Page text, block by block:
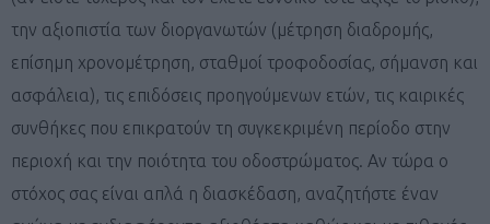
την αξιοπιστία των διοργανωτών (μέτρηση διαδρομής,
επίσημη χρονομέτρηση, σταθμοί τροφοδοσίας, σήμανση και
ασφάλεια), τις επιδόσεις προηγούμενων ετών, τις καιρικές
συνθήκες που επικρατούν τη συγκεκριμένη περίοδο στην
περιοχή και την ποιότητα του οδοστρώματος. Αν τώρα ο
στόχος σας είναι απλά η διασκέδαση, αναζητήστε έναν